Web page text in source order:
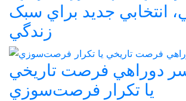
انتخابي جديد براي سبک
زندگي
سر دوراهي فرصت تاريخي
يا تکرار فرصت‌سوزي